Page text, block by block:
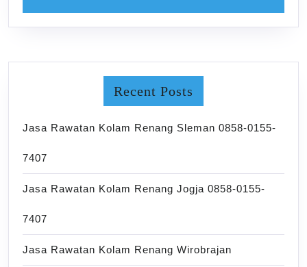
Recent Posts
Jasa Rawatan Kolam Renang Sleman 0858-0155-
7407
Jasa Rawatan Kolam Renang Jogja 0858-0155-
7407
Jasa Rawatan Kolam Renang Wirobrajan